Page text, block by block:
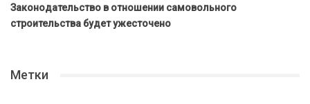
Законодательство в отношении самовольного
строительства будет ужесточено
Метки